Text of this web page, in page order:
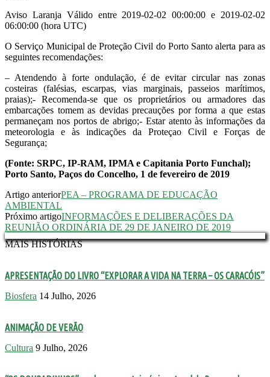
Aviso Laranja Válido entre 2019-02-02 00:00:00 e 2019-02-02
06:00:00 (hora UTC)
O Serviço Municipal de Proteção Civil do Porto Santo alerta para as
seguintes recomendações:
– Atendendo à forte ondulação, é de evitar circular nas zonas
costeiras (falésias, escarpas, vias marginais, passeios marítimos,
praias);- Recomenda-se que os proprietários ou armadores das
embarcações tomem as devidas precauções por forma a que estas
permaneçam nos portos de abrigo;- Estar atento às informações da
meteorologia e às indicações da Proteçao Civil e Forças de
Segurança;
(Fonte: SRPC, IP-RAM, IPMA e Capitania Porto Funchal);
Porto Santo, Paços do Concelho, 1 de fevereiro de 2019
Artigo anteriorPEA – PROGRAMA DE EDUCAÇÃO
AMBIENTAL
Próximo artigoINFORMAÇÕES E DELIBERAÇÕES DA
REUNIÃO ORDINÁRIA DE 29 DE JANEIRO DE 2019
MAIS HISTÓRIAS
APRESENTAÇÃO DO LIVRO “EXPLORAR A VIDA NA TERRA – OS CARACÓIS”
Biosfera 14 Julho, 2026
ANIMAÇÃO DE VERÃO
Cultura 9 Julho, 2026